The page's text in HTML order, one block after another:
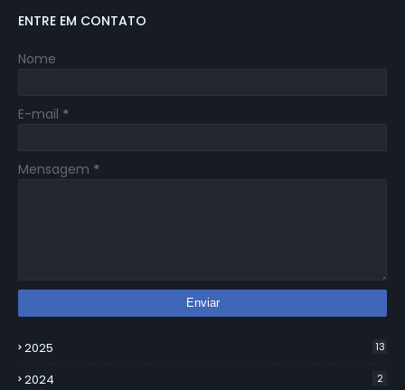
ENTRE EM CONTATO
Nome
E-mail *
Mensagem *
2025 13
2024 2